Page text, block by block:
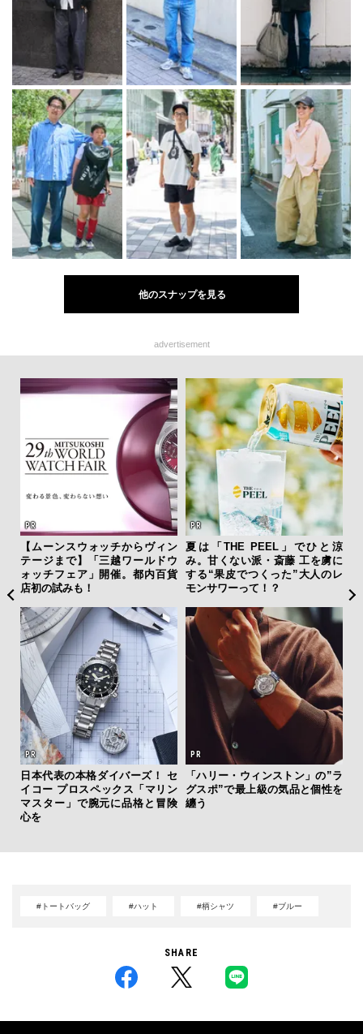
他のスナップを見る
advertisement
【ムーンスウォッチからヴィン
テージまで】「三越ワールドウ
ォッチフェア」開催。都内百貨
店初の試みも！
夏は「THE PEEL」でひと涼
み。甘くない派・斎藤 工を虜に
する“果皮でつくった”大人のレ
モンサワーって！？
日本代表の本格ダイバーズ！ セ
イコー プロスペックス「マリン
マスター」で腕元に品格と冒険
心を
「ハリー・ウィンストン」の”ラ
グスポ”で最上級の気品と個性を
纏う
な
#トートバッグ #ハット #柄シャツ #ブルー
SHARE